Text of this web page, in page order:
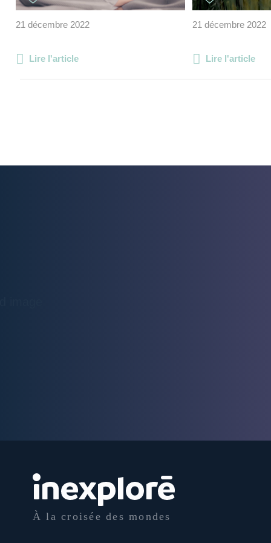
21 décembre 2022
Lire l'article
21 décembre 2022
Lire l'article
À la croisée des mondes